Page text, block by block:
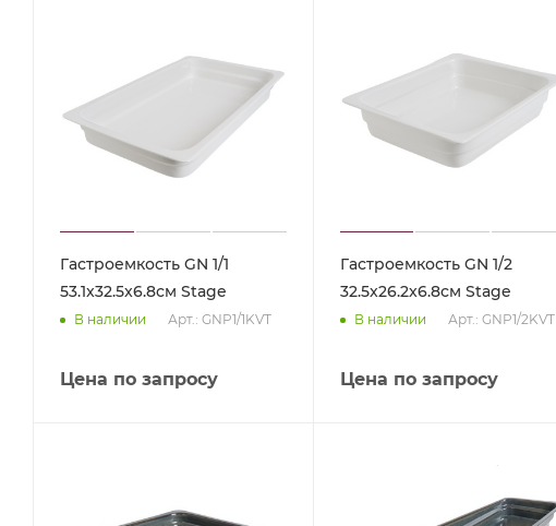
Гастроемкость GN 1/1
53.1x32.5x6.8см Stage
В наличии Арт.: GNP1/1KVT
Цена по запросу
Гастроемкость GN 1/2
32.5x26.2x6.8см Stage
В наличии Арт.: GNP1/2KVT
Цена по запросу